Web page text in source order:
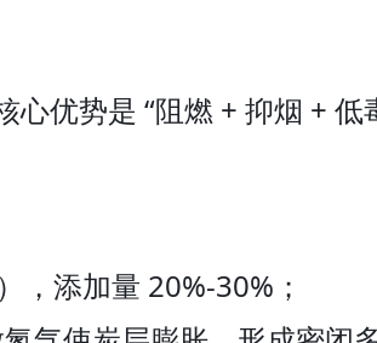
优势是 “阻燃 + 抑烟 + 低
，添加量 20%-30%；